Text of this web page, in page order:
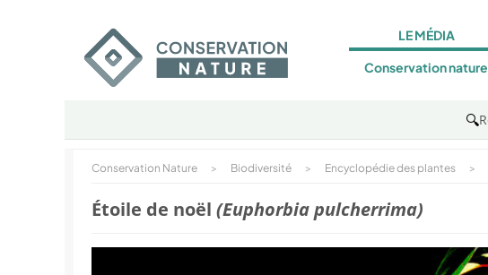
LE MÉDIA
Conservation nature
🔍
Conservation Nature > Biodiversité > Encyclopédie des plantes >
Étoile de noël (Euphorbia pulcherrima)